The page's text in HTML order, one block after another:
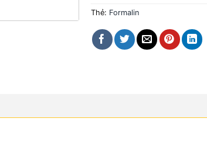
Thẻ: Formalin